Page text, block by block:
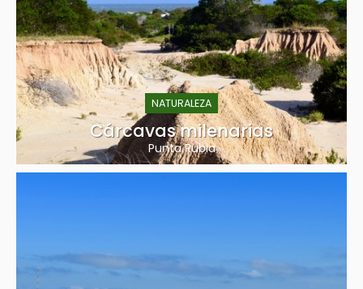
NATURALEZA
Cárcavas milenarias
Punta Rubia